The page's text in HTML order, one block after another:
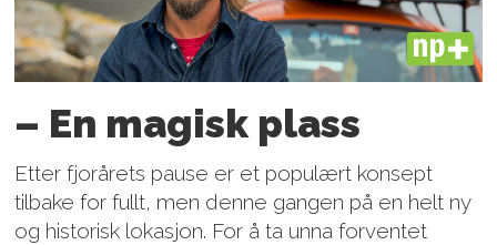
PLUS
– En magisk plass
Etter fjorårets pause er et populært konsept
tilbake for fullt, men denne gangen på en helt ny
og historisk lokasjon. For å ta unna forventet